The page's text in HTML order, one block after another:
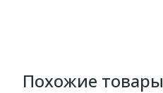
Похожие товары